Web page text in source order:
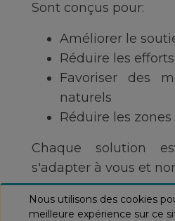
Sont conçus pour:
Améliorer le
Réduire les
Favoriser des
naturels
Réduire les
Chaque solution
s'adapter à vous et
Nous utilisons des cookies
meilleure expérience sur ce